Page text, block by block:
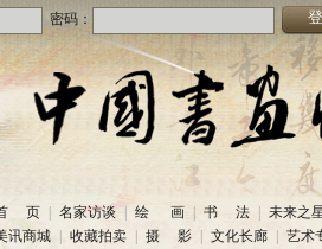
密码：
页 名家访谈 绘 画 书 法
未来之
讯商城
收藏拍卖 摄 影 文化长廊 艺术
合作伙伴(2020-10-26)
藏频道服务咨询热线 (2020-06-26)